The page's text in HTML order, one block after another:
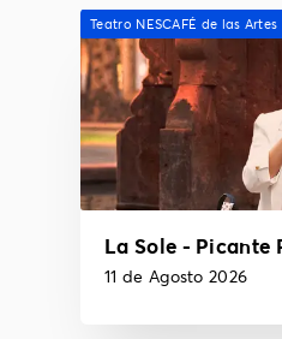
Teatro NESCAFÉ de las Artes
La Sole - Picante
11 de Agosto 2026